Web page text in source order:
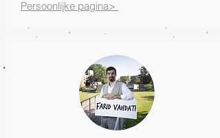
Persoonlijke pagina>